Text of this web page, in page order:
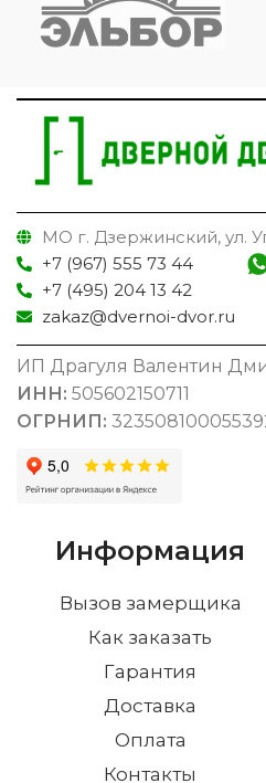
МО г. Дзержинский, ул.
+7 (967) 555 73 44
+7 (495) 204 13 42
zakaz@dvernoi-dvor.ru
ИП Драгуля Валентин
ИНН: 505602150711
ОГРНИП:
Информация
Вызов замерщика
Как заказать
Гарантия
Доставка
Оплата
Контакты